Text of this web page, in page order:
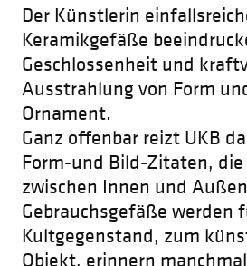
Der Künstlerin
Keramikgefäße
Geschlossenheit und
Ausstrahlung von Form
Ornament.
Ganz offenbar reizt UKB
Form-und Bild-Zitaten,
zwischen Innen und
Gebrauchsgefäße werden
Kultgegenstand, zum
Objekt, erinnern